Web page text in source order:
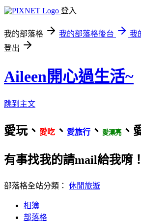
登入
我的部落格 我的部落格後台
我
登出
Aileen開心過生活~
跳到主文
愛玩、 愛吃 、 愛旅行 、 愛漂亮 、
有事找我的請mail給我唷
部落格全站分類： 休閒旅遊
相簿
部落格